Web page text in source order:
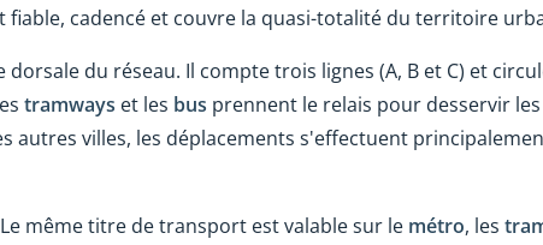
fiable, cadencé et couvre la quasi-totalité du territoire
du réseau. Il compte trois lignes (A, B et C) et
tramways et les bus prennent le relais pour desservir
autres villes, les déplacements s'effectuent
même titre de transport est valable sur le métro, les